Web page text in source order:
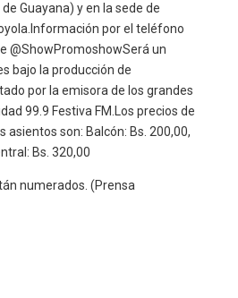
Guayana) y en la sede de
por el teléfono
@ShowPromoshowSerá un
bajo la producción de
por la emisora de los grandes
99.9 Festiva FM.Los precios de
asientos son: Balcón: Bs. 200,00,
Bs. 320,00
numerados. (Prensa